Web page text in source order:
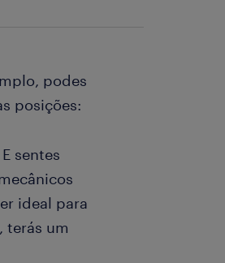
podes
posições:
sentes
ideal para
terás um